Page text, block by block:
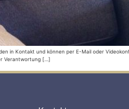
in Kontakt und können per E-Mail oder
Verantwortung […]